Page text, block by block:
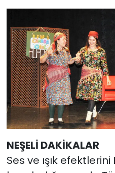
NEŞELİ DAKİKALAR
Ses ve ışık efektlerini